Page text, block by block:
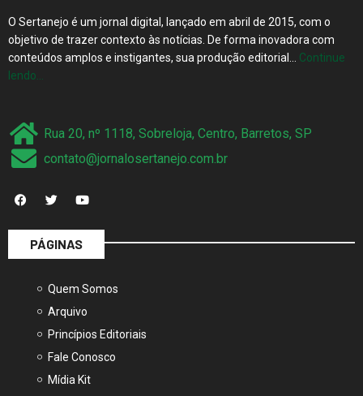
O Sertanejo é um jornal digital, lançado em abril de 2015, com o
objetivo de trazer contexto às notícias. De forma inovadora com
conteúdos amplos e instigantes, sua produção editorial… Continue
lendo…
Rua 20, nº 1118, Sobreloja, Centro, Barretos, SP
contato@jornalosertanejo.com.br
PÁGINAS
Quem Somos
Arquivo
Princípios Editoriais
Fale Conosco
Mídia Kit